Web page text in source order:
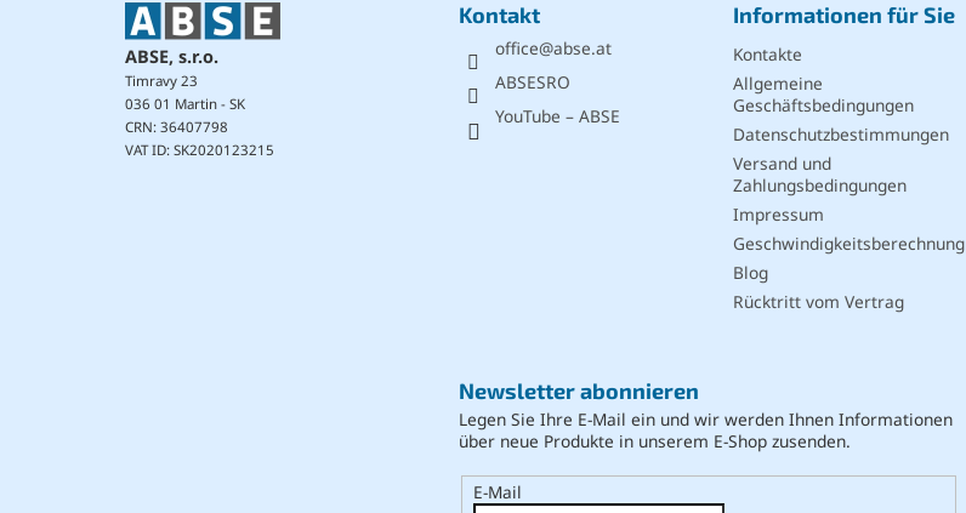
ABSE, s.r.o.
Timravy 23
036 01 Martin - SK
CRN: 36407798
VAT ID: SK2020123215
Kontakt
office@abse.at
ABSESRO
YouTube – ABSE
Informationen für Sie
Kontakte
Allgemeine
Geschäftsbedingungen
Datenschutzbestimmungen
Versand und
Zahlungsbedingungen
Impressum
Geschwindigkeitsberechnung
Blog
Rücktritt vom Vertrag
Newsletter abonnieren
Legen Sie Ihre E-Mail ein und wir werden Ihnen Informationen
über neue Produkte in unserem E-Shop zusenden.
E-Mail